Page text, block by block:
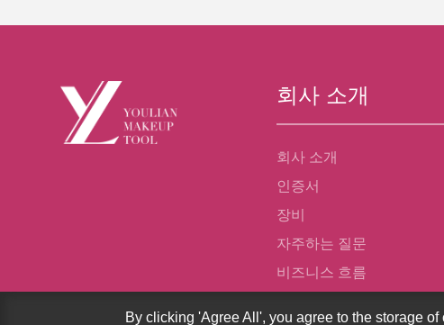
회사 소개
회사 소개
인증서
장비
자주하는 질문
비즈니스 흐름
By clicking 'Agree All', you agree to the storage